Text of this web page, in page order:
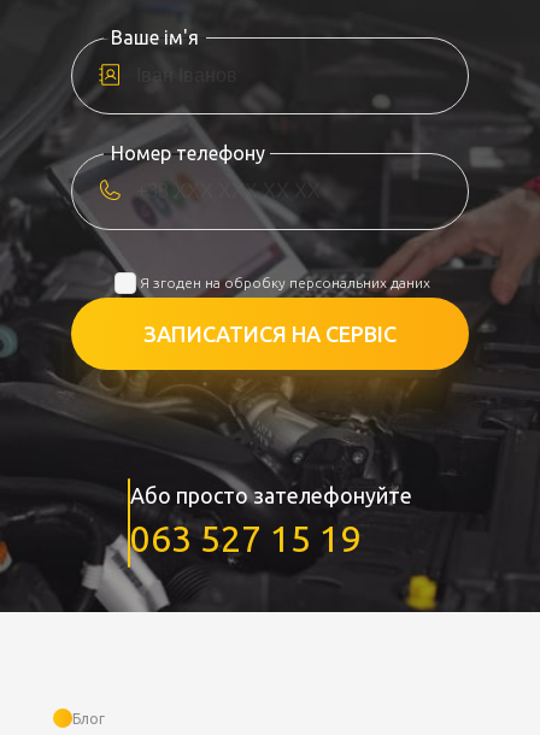
Ваше ім'я
Номер телефону
Я згоден на обробку персональних даних
ЗАПИСАТИСЯ НА СЕРВІС
Або просто зателефонуйте
063 527 15 19
Блог